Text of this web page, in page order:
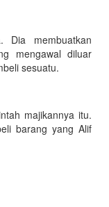
Dia membuatkan
mengawal diluar
sesuatu.
majikannya itu.
barang yang Alif